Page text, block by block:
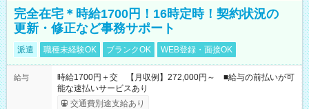
完全在宅＊時給1700円！16時定時！契約状況の
更新・修正など事務サポート
派遣 職種未経験OK ブランクOK WEB登録・面接OK
給与
時給1700円＋交 【月収例】272,000円～ ■給与の前払いが可
能な速払いサービスあり
交通費別途支給あり